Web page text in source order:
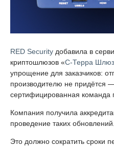
RED Security добавила в
криптошлюзов «С-Терра Шлюз
упрощение для заказчиков:
производителю не придётся
сертифицированная команда
Компания получила
проведение таких обновлений.
Это должно сократить сроки